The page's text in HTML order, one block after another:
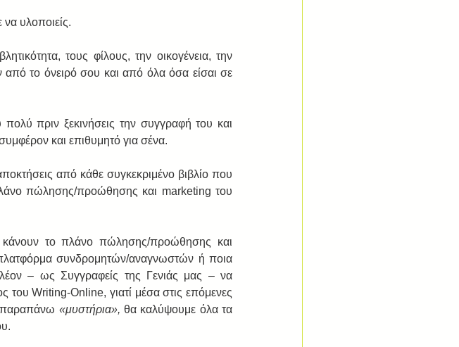
υλοποιείς.
τους φίλους, την οικογένεια, την
το όνειρό σου και από όλα όσα είσαι σε
πριν ξεκινήσεις την συγγραφή του και
και επιθυμητό για σένα.
από κάθε συγκεκριμένο βιβλίο που
πώλησης/προώθησης και marketing του
το πλάνο πώλησης/προώθησης και
συνδρομητών/αναγνωστών ή ποια
– ως Συγγραφείς της Γενιάς μας – να
του Writing-Online, γιατί μέσα στις επόμενες
παραπάνω «μυστήρια», θα καλύψουμε όλα τα